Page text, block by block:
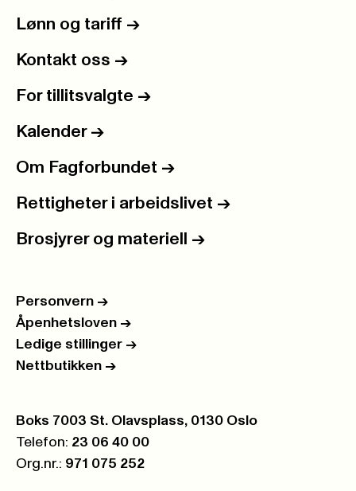
Lønn og tariff ->
Kontakt oss ->
For tillitsvalgte ->
Kalender ->
Om Fagforbundet ->
Rettigheter i arbeidslivet ->
Brosjyrer og materiell ->
Personvern ->
Åpenhetsloven ->
Ledige stillinger ->
Nettbutikken ->
Postboks:
Boks 7003 St. Olavsplass, 0130 Oslo
Telefon: 23 06 40 00
Org.nr.: 971 075 252